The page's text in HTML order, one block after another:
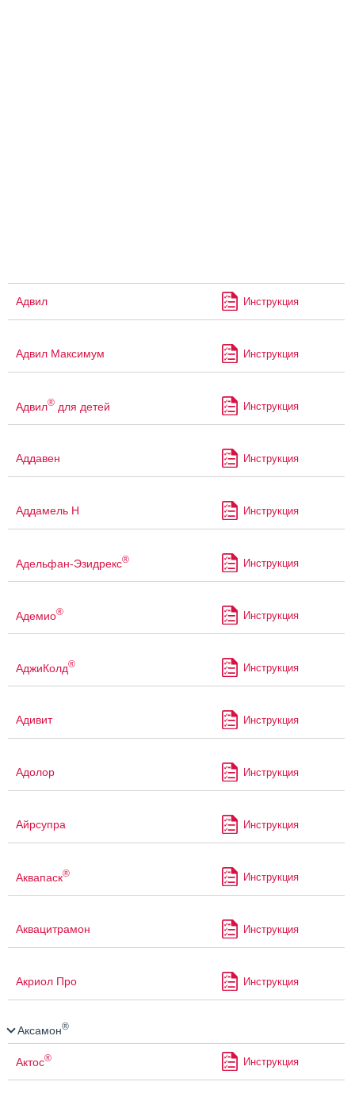
Адвил Инструкция
Адвил Максимум Инструкция
Адвил® для детей Инструкция
Аддавен Инструкция
Аддамель Н Инструкция
Адельфан-Эзидрекс® Инструкция
Адемио® Инструкция
АджиКолд® Инструкция
Адивит Инструкция
Адолор Инструкция
Айрсупра Инструкция
Аквапаск® Инструкция
Аквацитрамон Инструкция
Акриол Про Инструкция
Аксамон®
Актос® Инструкция